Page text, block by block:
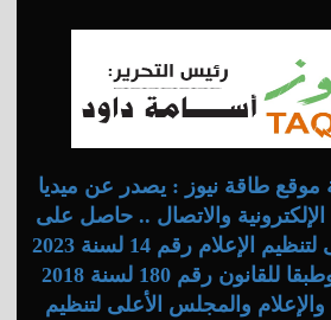
طاقة نيوز : يصدر عن ميديا
والاتصال .. حاصل على
ترخيص المجلس الأعلى لتنظيم الإعلام رقم 14 لسنة 2023
ويعمل وفقا لقراراته وطبقا للقانون رقم 180 لسنة 2018
والمجلس الأعلى لتنظيم